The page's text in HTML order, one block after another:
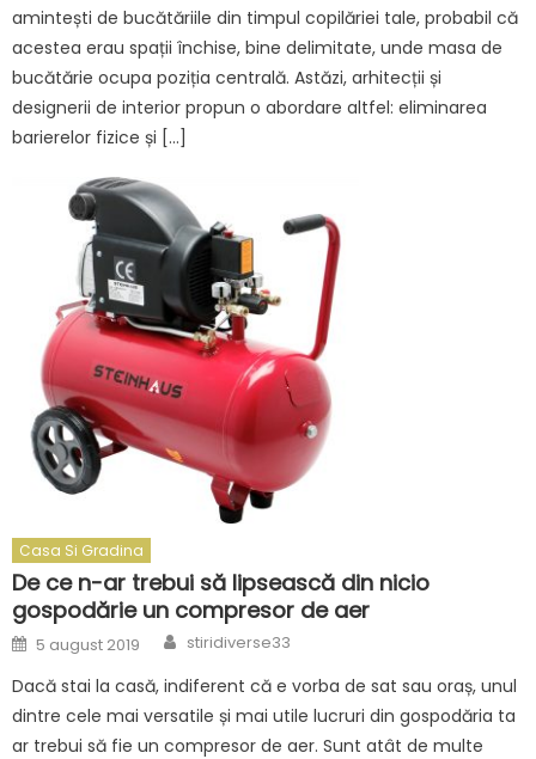
amintești de bucătăriile din timpul copilăriei tale, probabil că
acestea erau spații închise, bine delimitate, unde masa de
bucătărie ocupa poziția centrală. Astăzi, arhitecții și
designerii de interior propun o abordare altfel: eliminarea
barierelor fizice și […]
Casa Si Gradina
De ce n-ar trebui să lipsească din nicio
gospodărie un compresor de aer
Posted
on
5 august 2019 Author
stiridiverse33
Dacă stai la casă, indiferent că e vorba de sat sau oraș, unul
dintre cele mai versatile și mai utile lucruri din gospodăria ta
ar trebui să fie un compresor de aer. Sunt atât de multe